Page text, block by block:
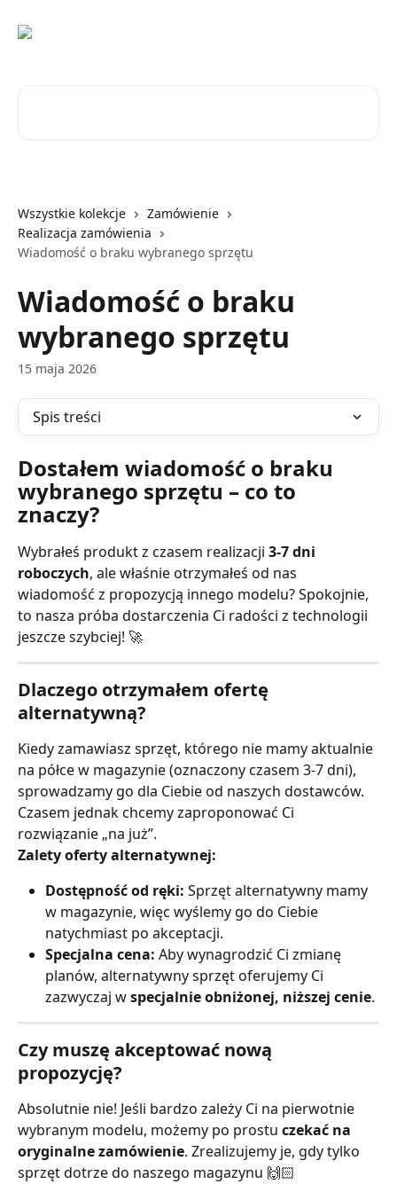
Wszystkie kolekcje
Zamówienie
Realizacja zamówienia
Wiadomość o braku wybranego sprzętu
Wiadomość o braku
wybranego sprzętu
15 maja 2026
Spis treści
Dostałem wiadomość o braku
wybranego sprzętu – co to
znaczy?
Wybrałeś produkt z czasem realizacji 3-7 dni
roboczych, ale właśnie otrzymałeś od nas
wiadomość z propozycją innego modelu? Spokojnie,
to nasza próba dostarczenia Ci radości z technologii
jeszcze szybciej! 🚀
Dlaczego otrzymałem ofertę
alternatywną?
Kiedy zamawiasz sprzęt, którego nie mamy aktualnie
na półce w magazynie (oznaczony czasem 3-7 dni),
sprowadzamy go dla Ciebie od naszych dostawców.
Czasem jednak chcemy zaproponować Ci
rozwiązanie „na już”.
Zalety oferty alternatywnej:
Dostępność od ręki: Sprzęt alternatywny mamy
w magazynie, więc wyślemy go do Ciebie
natychmiast po akceptacji.
Specjalna cena: Aby wynagrodzić Ci zmianę
planów, alternatywny sprzęt oferujemy Ci
zazwyczaj w specjalnie obniżonej, niższej cenie.
Czy muszę akceptować nową
propozycję?
Absolutnie nie! Jeśli bardzo zależy Ci na pierwotnie
wybranym modelu, możemy po prostu czekać na
oryginalne zamówienie. Zrealizujemy je, gdy tylko
sprzęt dotrze do naszego magazynu 🙌🏻